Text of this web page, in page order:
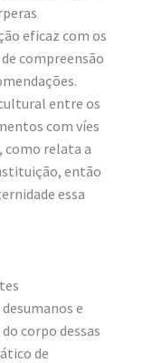
eficaz com os
compreensão
entre os
com víes
como relata a
então
essa
e
corpo dessas
de